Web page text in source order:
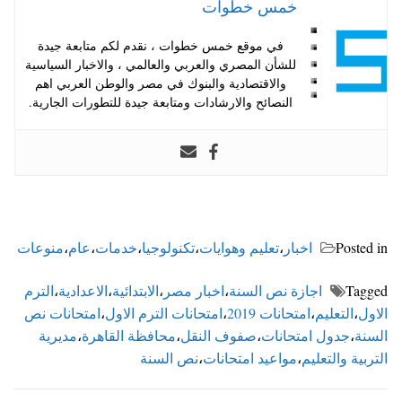
خمس خطوات
في موقع خمس خطوات ، نقدم لكم متابعة جيدة
للشأن المصري والعربي والعالمي ، والاخبار السياسية
والاقتصادية والبنوك في مصر والوطن العربي اهم
النصائح والارشادات ومتابعة جيدة للتطورات الجارية.
Posted in اخبار ،تعليم وهوايات،تكنولوجيا،خدمات،عام،منوعات
Tagged اجازة نص السنة،اخبار مصر ،الابتدائية،الاعدادية،الترم
الاول،التعليم،امتحانات 2019 ،امتحانات الترم الاول،امتحانات نص
السنة،جدول امتحانات،صفوف النقل،محافظة القاهرة،مديرية
التربية والتعليم،مواعيد امتحانات،نص السنة